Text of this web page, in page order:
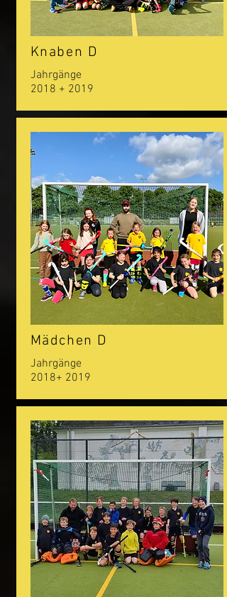
Knaben D
Jahrgänge
2018 + 2019
Mädchen D
Jahrgänge
2018+ 2019